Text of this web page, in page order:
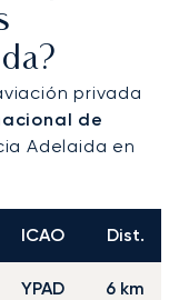
privada
de
Adelaida en
ICAO Dist.
YPAD 6 km